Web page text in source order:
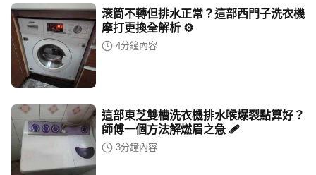
滾筒不轉但排水正常？這部西門子洗衣機
摩打更換全解析 ⚙️
4分鐘內容
這部東芝雙槽洗衣機排水喉爆裂點算好？
師傅一個方法解燃眉之急 🩹
3分鐘內容